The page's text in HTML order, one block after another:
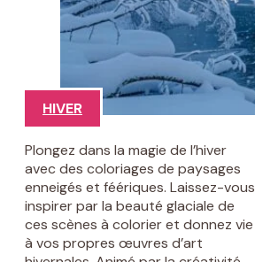
HIVER
Plongez dans la magie de l’hiver
avec des coloriages de paysages
enneigés et féériques. Laissez-vous
inspirer par la beauté glaciale de
ces scènes à colorier et donnez vie
à vos propres œuvres d’art